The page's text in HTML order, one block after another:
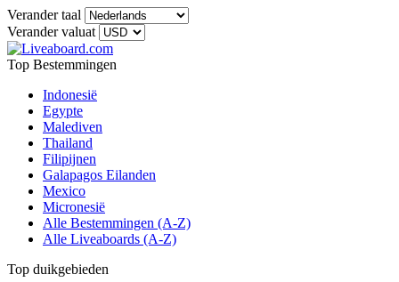
Verander taal
Verander valuat
Top Bestemmingen
Indonesië
Egypte
Malediven
Thailand
Filipijnen
Galapagos Eilanden
Mexico
Micronesië
Alle Bestemmingen (A-Z)
Alle Liveaboards (A-Z)
Top duikgebieden